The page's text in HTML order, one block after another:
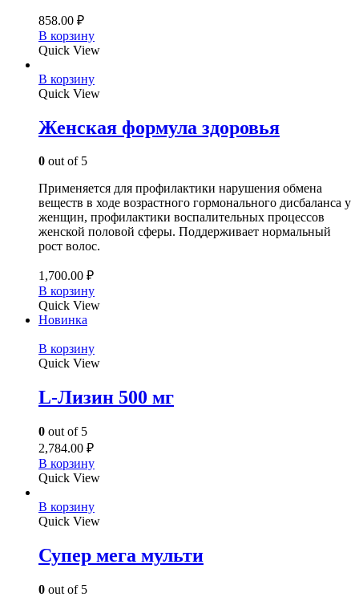
858.00 ₽
В корзину
Quick View
В корзину
Quick View
Женская формула здоровья
0 out of 5
Применяется для профилактики нарушения обмена
веществ в ходе возрастного гормонального дисбаланса у
женщин, профилактики воспалительных процессов
женской половой сферы. Поддерживает нормальный
рост волос.
1,700.00 ₽
В корзину
Quick View
Новинка
В корзину
Quick View
L-Лизин 500 мг
0 out of 5
2,784.00 ₽
В корзину
Quick View
В корзину
Quick View
Супер мега мульти
0 out of 5